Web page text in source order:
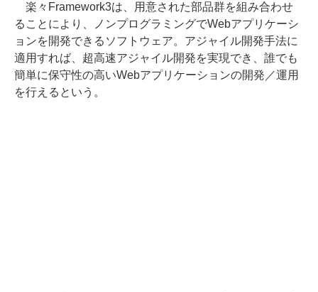
楽々Framework3は、用意された部品群を組み合わせ
ることにより、ノンプログラミングでWebアプリケーシ
ョンを開発できるソフトウェア。アジャイル開発手法に
適用すれば、超高速アジャイル開発を実現でき、誰でも
簡単に保守性の高いWebアプリケーションの開発／運用
を行えるという。